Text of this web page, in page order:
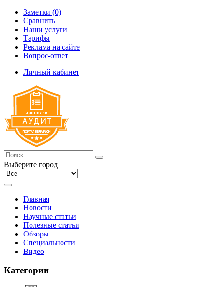
Заметки (0)
Сравнить
Наши услуги
Тарифы
Реклама на сайте
Вопрос-ответ
Личный кабинет
Выберите город
Главная
Новости
Научные статьи
Полезные статьи
Обзоры
Специальности
Видео
Категории